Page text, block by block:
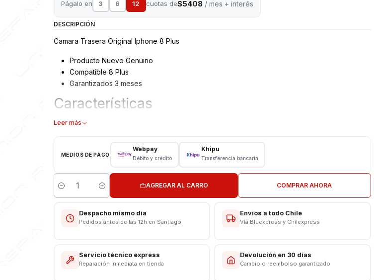
Págalo en 3 6 12 cuotas de$5408/ mes + interés
DESCRIPCIÓN
Camara Trasera Original Iphone 8 Plus
Producto Nuevo Genuino
Compatible 8 Plus
Garantizados 3 meses
Características
Cámara Trasera Apple
Leer más
MEDIOS DE PAGO
Webpay
Débito y crédito
Khipu
Transferencia bancaria
Cantidad
AGREGAR AL CARRO COMPRAR AHORA
Despacho mismo día
Pedidos antes de las 12h en Santiago
Envíos a todo Chile
Vía Bluexpress y Chilexpress
Servicio técnico express
Reparación inmediata en tienda
Devolución en 30 días
Cambio o reembolso garantizado